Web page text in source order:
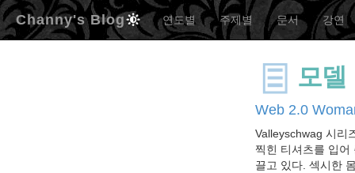
Channy's Blog 연도별 주제별 문서 강연
모델
Web 2.0
Valleyschwag 시리
찍힌 티셔츠를 입
끌고 있다. 섹시한